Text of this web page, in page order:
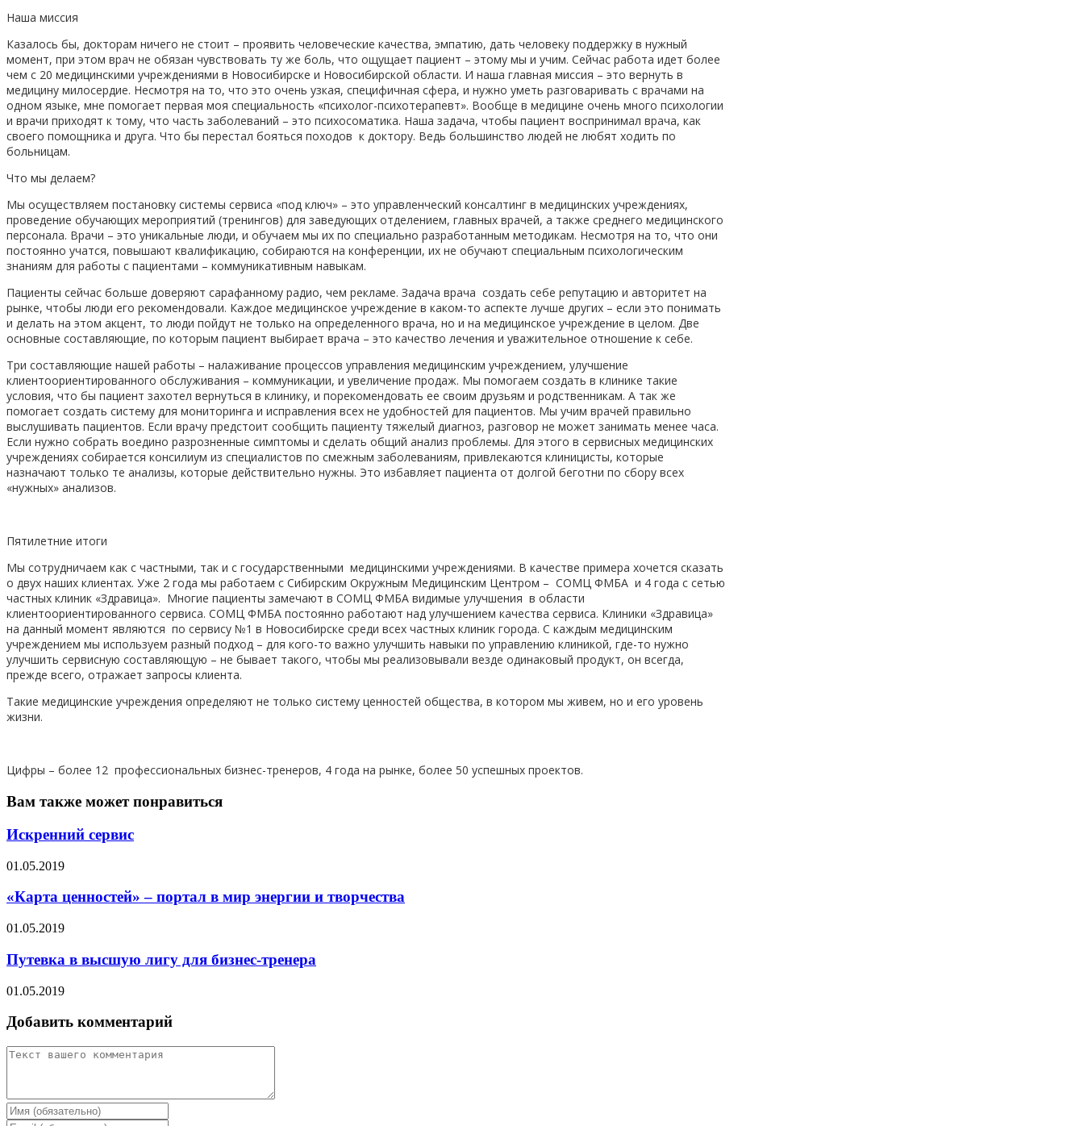
Наша миссия
Казалось бы, докторам ничего не стоит – проявить человеческие качества, эмпатию, дать человеку поддержку в нужный
момент, при этом врач не обязан чувствовать ту же боль, что ощущает пациент – этому мы и учим. Сейчас работа идет более
чем с 20 медицинскими учреждениями в Новосибирске и Новосибирской области. И наша главная миссия – это вернуть в
медицину милосердие. Несмотря на то, что это очень узкая, специфичная сфера, и нужно уметь разговаривать с врачами на
одном языке, мне помогает первая моя специальность «психолог-психотерапевт». Вообще в медицине очень много психологии
и врачи приходят к тому, что часть заболеваний – это психосоматика. Наша задача, чтобы пациент воспринимал врача, как
своего помощника и друга. Что бы перестал бояться походов к доктору. Ведь большинство людей не любят ходить по
больницам.
Что мы делаем?
Мы осуществляем постановку системы сервиса «под ключ» – это управленческий консалтинг в медицинских учреждениях,
проведение обучающих мероприятий (тренингов) для заведующих отделением, главных врачей, а также среднего медицинского
персонала. Врачи – это уникальные люди, и обучаем мы их по специально разработанным методикам. Несмотря на то, что они
постоянно учатся, повышают квалификацию, собираются на конференции, их не обучают специальным психологическим
знаниям для работы с пациентами – коммуникативным навыкам.
Пациенты сейчас больше доверяют сарафанному радио, чем рекламе. Задача врача создать себе репутацию и авторитет на
рынке, чтобы люди его рекомендовали. Каждое медицинское учреждение в каком-то аспекте лучше других – если это понимать
и делать на этом акцент, то люди пойдут не только на определенного врача, но и на медицинское учреждение в целом. Две
основные составляющие, по которым пациент выбирает врача – это качество лечения и уважительное отношение к себе.
Три составляющие нашей работы – налаживание процессов управления медицинским учреждением, улучшение
клиентоориентированного обслуживания – коммуникации, и увеличение продаж. Мы помогаем создать в клинике такие
условия, что бы пациент захотел вернуться в клинику, и порекомендовать ее своим друзьям и родственникам. А так же
помогает создать систему для мониторинга и исправления всех не удобностей для пациентов. Мы учим врачей правильно
выслушивать пациентов. Если врачу предстоит сообщить пациенту тяжелый диагноз, разговор не может занимать менее часа.
Если нужно собрать воедино разрозненные симптомы и сделать общий анализ проблемы. Для этого в сервисных медицинских
учреждениях собирается консилиум из специалистов по смежным заболеваниям, привлекаются клиницисты, которые
назначают только те анализы, которые действительно нужны. Это избавляет пациента от долгой беготни по сбору всех
«нужных» анализов.
Пятилетние итоги
Мы сотрудничаем как с частными, так и с государственными медицинскими учреждениями. В качестве примера хочется сказать
о двух наших клиентах. Уже 2 года мы работаем с Сибирским Окружным Медицинским Центром – СОМЦ ФМБА и 4 года с сетью
частных клиник «Здравица». Многие пациенты замечают в СОМЦ ФМБА видимые улучшения в области
клиентоориентированного сервиса. СОМЦ ФМБА постоянно работают над улучшением качества сервиса. Клиники «Здравица»
на данный момент являются по сервису №1 в Новосибирске среди всех частных клиник города. С каждым медицинским
учреждением мы используем разный подход – для кого-то важно улучшить навыки по управлению клиникой, где-то нужно
улучшить сервисную составляющую – не бывает такого, чтобы мы реализовывали везде одинаковый продукт, он всегда,
прежде всего, отражает запросы клиента.
Такие медицинские учреждения определяют не только систему ценностей общества, в котором мы живем, но и его уровень
жизни.
Цифры – более 12 профессиональных бизнес-тренеров, 4 года на рынке, более 50 успешных проектов.
Вам также может понравиться
Искренний сервис
01.05.2019
«Карта ценностей» – портал в мир энергии и творчества
01.05.2019
Путевка в высшую лигу для бизнес-тренера
01.05.2019
Добавить комментарий